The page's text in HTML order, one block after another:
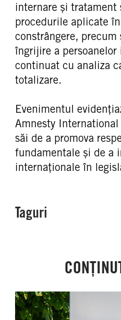
internare și
procedurile aplicate
constrângere,
îngrijire a
continuat cu analiza
totalizare.
Evenimentul
Amnesty
săi de a promova
fundamentale și de a
internaționale în
Taguri
FIFA:
Criza